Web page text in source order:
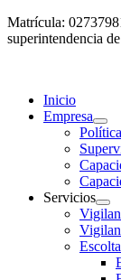
Matrícula:
superintendencia
Inicio
Empresa
Servicios